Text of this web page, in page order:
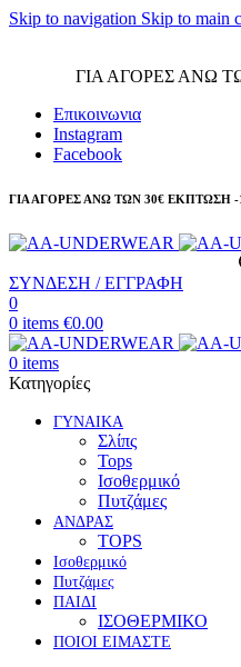
Skip to navigation Skip to main
ΓΙΑ ΑΓΟΡΕΣ ΑΝΩ
Επικοινωνια
Instagram
Facebook
ΓΙΑ ΑΓΟΡΕΣ ΑΝΩ ΤΩΝ 30€ ΕΚΠΤΩΣΗ -
ΣΥΝΔΕΣΗ / ΕΓΓΡΑΦΗ
0
0 items €0.00
0 items
Κατηγορίες
ΓΥΝΑΙΚΑ
Σλίπς
Tops
Ισοθερμικό
Πυτζάμες
ΑΝΔΡΑΣ
TOPS
Ισοθερμικό
Πυτζάμες
ΠΑΙΔΙ
ΙΣΟΘΕΡΜΙΚΟ
ΠΟΙΟΙ ΕΙΜΑΣΤΕ